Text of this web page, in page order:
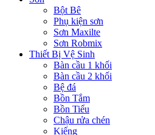
Bột Bê
Phụ kiện sơn
Sơn Maxilte
Sơn Robmix
Thiết Bị Vệ Sinh
Bàn cầu 1 khối
Bàn cầu 2 khối
Bệ đá
Bồn Tắm
Bồn Tiểu
Chậu rửa chén
Kiếng